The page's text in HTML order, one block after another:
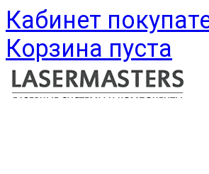
Кабинет
Корзина пуста